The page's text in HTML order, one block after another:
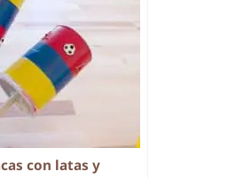
con latas y